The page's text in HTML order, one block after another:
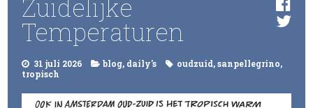
Zuidelijke
Temperaturen
31 juli 2026 blog, daily's oudzuid,sanpellegrino,
tropisch